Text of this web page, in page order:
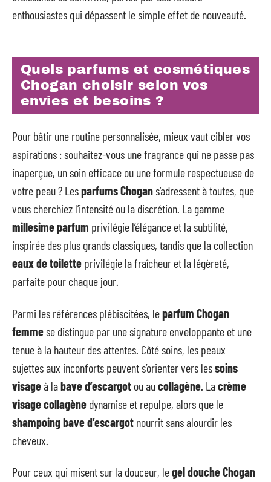
enthousiastes qui dépassent le simple effet de nouveauté.
Quels parfums et cosmétiques
Chogan choisir selon vos
envies et besoins ?
Pour bâtir une routine personnalisée, mieux vaut cibler vos
aspirations : souhaitez-vous une fragrance qui ne passe pas
inaperçue, un soin efficace ou une formule respectueuse de
votre peau ? Lesparfums Chogans’adressent à toutes, que
vous cherchiez l’intensité ou la discrétion. La gamme
millesime parfum privilégie l’élégance et la subtilité,
inspirée des plus grands classiques, tandis que la collection
eaux de toilette privilégie la fraîcheur et la légèreté,
parfaite pour chaque jour.
Parmi les références plébiscitées, leparfum Chogan
femmese distingue par une signature enveloppante et une
tenue à la hauteur des attentes. Côté soins, les peaux
sujettes aux inconforts peuvent s’orienter vers lessoins
visageà labave d’escargot ou aucollagène . Lacrème
visage collagène dynamise et repulpe, alors que le
shampoing bave d’escargot nourrit sans alourdir les
cheveux.
Pour ceux qui misent sur la douceur, legel douche Chogan